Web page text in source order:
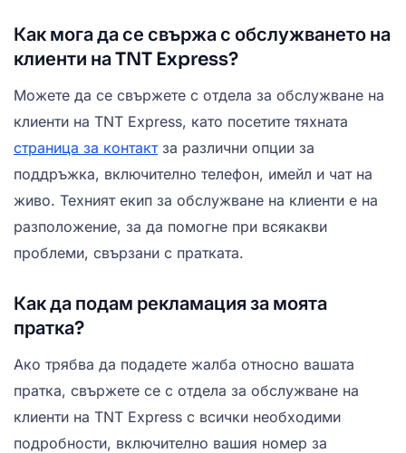
Как мога да се свържа с обслужването на
клиенти на TNT Express?
Можете да се свържете с отдела за обслужване на
клиенти на TNT Express, като посетите тяхната
страница за контактза различни опции за
поддръжка, включително телефон, имейл и чат на
живо. Техният екип за обслужване на клиенти е на
разположение, за да помогне при всякакви
проблеми, свързани с пратката.
Как да подам рекламация за моята
пратка?
Ако трябва да подадете жалба относно вашата
пратка, свържете се с отдела за обслужване на
клиенти на TNT Express с всички необходими
подробности, включително вашия номер за